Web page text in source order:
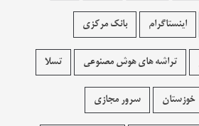
اینستاگرام بانک مرکزی
تراشه های هوش مصنوعی تسلا
خوزستان سرور مجازی